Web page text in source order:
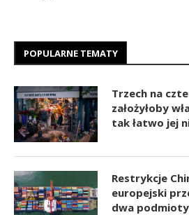
POPULARNE TEMATY
Trzech na
założyłoby
tak łatwo jej
Restrykcje
europejski
dwa